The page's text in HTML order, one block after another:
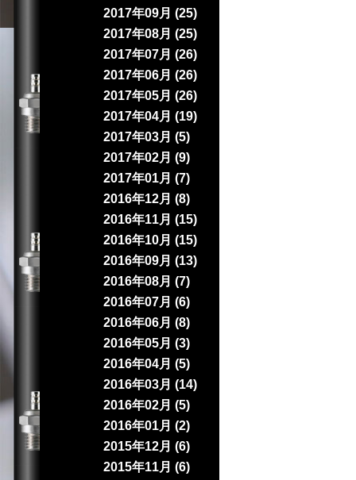
2017年09月 (25)
2017年08月 (25)
2017年07月 (26)
2017年06月 (26)
2017年05月 (26)
2017年04月 (19)
2017年03月 (5)
2017年02月 (9)
2017年01月 (7)
2016年12月 (8)
2016年11月 (15)
2016年10月 (15)
2016年09月 (13)
2016年08月 (7)
2016年07月 (6)
2016年06月 (8)
2016年05月 (3)
2016年04月 (5)
2016年03月 (14)
2016年02月 (5)
2016年01月 (2)
2015年12月 (6)
2015年11月 (6)